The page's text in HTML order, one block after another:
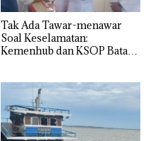
Tak Ada Tawar-menawar
Soal Keselamatan:
Kemenhub dan KSOP Batam